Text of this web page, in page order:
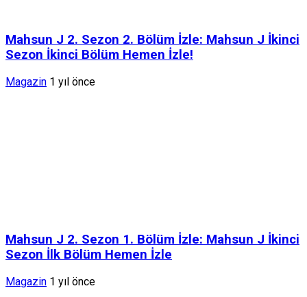
Mahsun J 2. Sezon 2. Bölüm İzle: Mahsun J İkinci
Sezon İkinci Bölüm Hemen İzle!
Magazin 1 yıl önce
Mahsun J 2. Sezon 1. Bölüm İzle: Mahsun J İkinci
Sezon İlk Bölüm Hemen İzle
Magazin 1 yıl önce